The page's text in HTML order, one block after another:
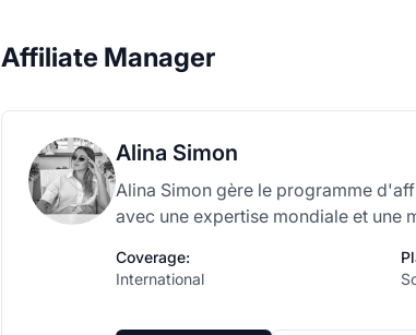
Affiliate Manager
Alina Simon
Alina Simon gère le programme
avec une expertise mondiale et une
Coverage:
International